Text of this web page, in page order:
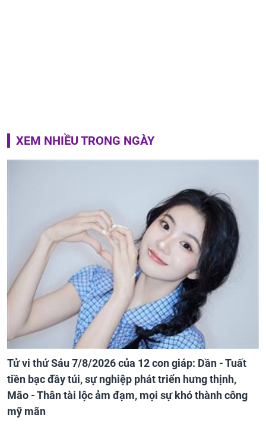
XEM NHIỀU TRONG NGÀY
Tử vi thứ Sáu 7/8/2026 của 12 con giáp: Dần - Tuất
tiền bạc đầy túi, sự nghiệp phát triển hưng thịnh,
Mão - Thân tài lộc ảm đạm, mọi sự khó thành công
mỹ mãn